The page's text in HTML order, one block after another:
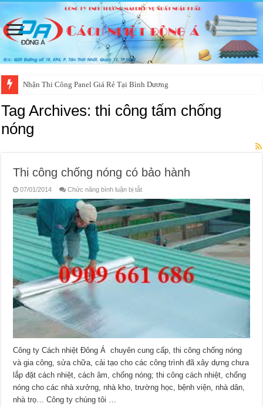
Nhận Thi Công Panel Giá Rẻ Tại Bình Dương
Tag Archives:thi công tấm chống
nóng
Thi công chống nóng có bảo hành
07/01/2014 Chức năng bình luận bị tắtở
công
chống
nóng
có
bảo
hành
Công ty Cách nhiệt Đông Á chuyên cung cấp, thi công chống nóng
và gia công, sửa chữa, cải tạo cho các công trình đã xây dựng chưa
lắp đặt cách nhiệt, cách âm, chống nóng; thi công cách nhiệt, chống
nóng cho các nhà xưởng, nhà kho, trường học, bệnh viện, nhà dân,
nhà trọ… Công ty chúng tôi …